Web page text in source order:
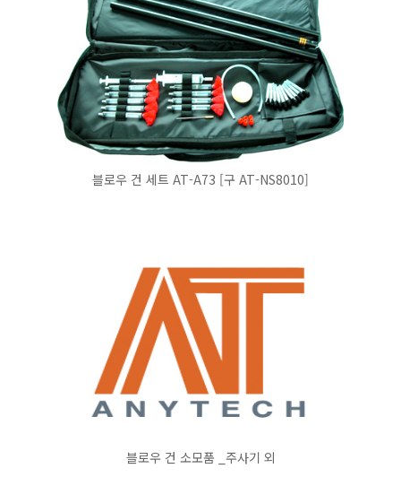
블로우 건 세트 AT-A73 [구 AT-NS8010]
블로우 건 소모품 _주사기 외